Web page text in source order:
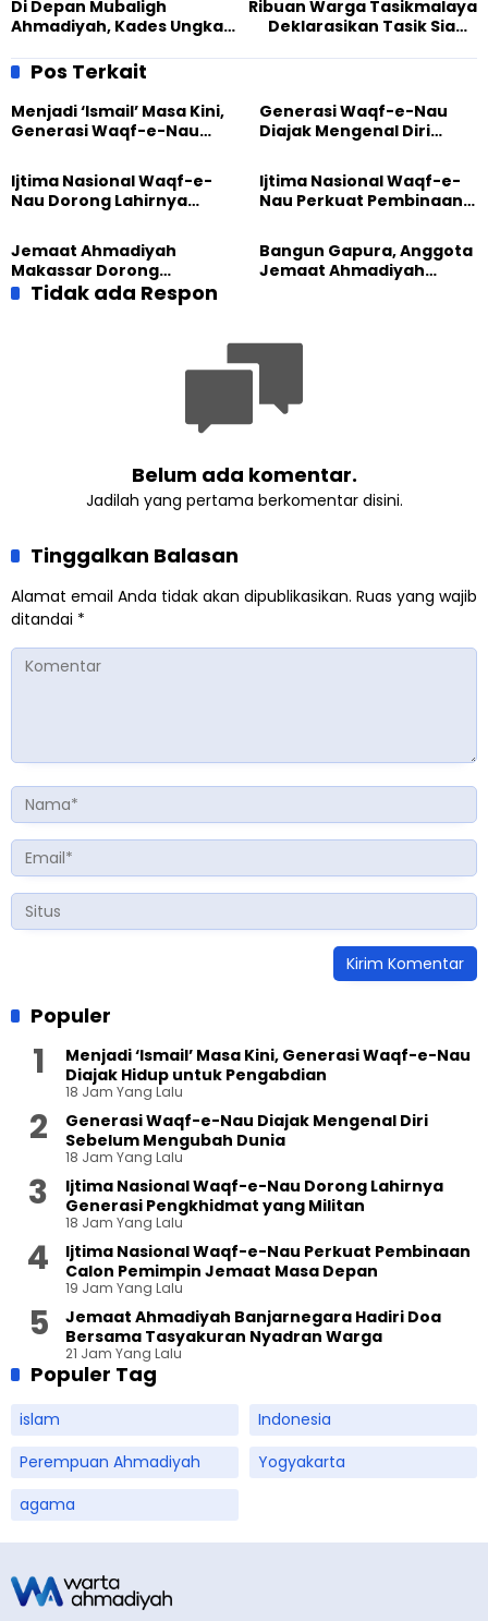
Di Depan Mubaligh
Ahmadiyah, Kades Ungkap
Indonesia
Ribuan Warga Tasikmalaya
Deklarasikan Tasik Siaga
Pos Terkait
Menjadi ‘Ismail’ Masa Kini,
Generasi Waqf-e-Nau
Pengabdian
Generasi Waqf-e-Nau
Diajak Mengenal Diri
Dunia
Ijtima Nasional Waqf-e-
Nau Dorong Lahirnya
yang Militan
Ijtima Nasional Waqf-e-
Nau Perkuat Pembinaan
Masa Depan
Jemaat Ahmadiyah
Makassar Dorong
Kesadaran Lingkungan
Lewat Edukasi Ekoteologi
Bangun Gapura, Anggota
Jemaat Ahmadiyah
Tidak ada Respon
Belum ada komentar.
Jadilah yang pertama berkomentar disini.
Tinggalkan Balasan
Alamat email Anda tidak akan dipublikasikan. Ruas yang wajib
ditandai *
Populer
Menjadi ‘Ismail’ Masa Kini, Generasi Waqf-e-Nau
Diajak Hidup untuk Pengabdian
18 Jam Yang Lalu
Generasi Waqf-e-Nau Diajak Mengenal Diri
Sebelum Mengubah Dunia
18 Jam Yang Lalu
Ijtima Nasional Waqf-e-Nau Dorong Lahirnya
Generasi Pengkhidmat yang Militan
18 Jam Yang Lalu
Ijtima Nasional Waqf-e-Nau Perkuat Pembinaan
Calon Pemimpin Jemaat Masa Depan
19 Jam Yang Lalu
Jemaat Ahmadiyah Banjarnegara Hadiri Doa
Bersama Tasyakuran Nyadran Warga
21 Jam Yang Lalu
Populer Tag
islam
Indonesia
Perempuan Ahmadiyah
Yogyakarta
agama